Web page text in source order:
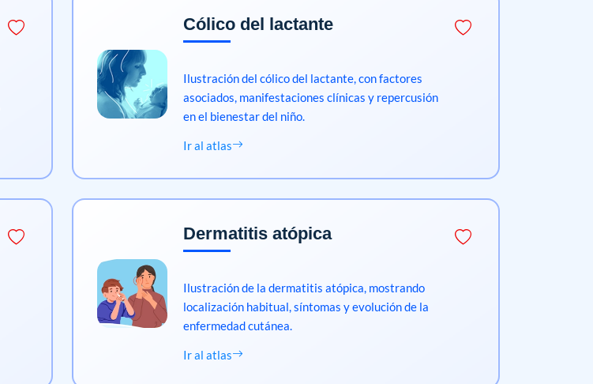
Cólico del lactante
Ilustración del cólico del lactante, con factores
asociados, manifestaciones clínicas y repercusión
en el bienestar del niño.
Ir al atlas
Dermatitis atópica
Ilustración de la dermatitis atópica, mostrando
localización habitual, síntomas y evolución de la
enfermedad cutánea.
Ir al atlas